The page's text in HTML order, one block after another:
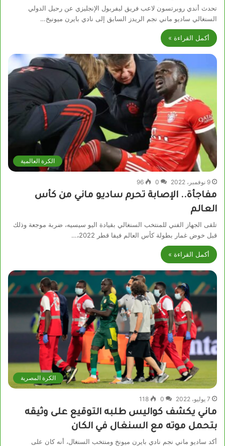
تحدث أندي روبرتسون لاعب فريق ليفربول الإنجليزي عن رحيل الدولي
السنغالي ساديو ماني نجم الريدز السابق إلى نادي بايرن ميونيخ…
أكمل القراءة »
الكرة العالمية
9 نوفمبر، 2022 0
96
مفاجأة.. الإصابة تحرم ساديو ماني من كأس
العالم
تلقى الجهاز الفني للمنتخب السنغالي بقيادة اليو سيسيه، ضربة موجعة وذلك
قبل خوض غمار بطولة كأس العالم فيفا قطر 2022،…
أكمل القراءة »
الكرة المصرية
7 يوليو، 2022 0
118
ماني يكشف كواليس طلبه التوقيع على وثيقه
بتحمل موته مع السنغال في الكان
أكد ساديو ماني نجم نادي بايرن ميونخ ومنتخب السنغال، أنه كان على